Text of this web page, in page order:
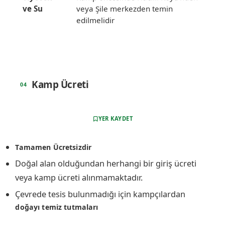
ve Su
veya Şile merkezden temin
edilmelidir
Kamp Ücreti
YER KAYDET
Tamamen Ücretsizdir
Doğal alan olduğundan herhangi bir giriş ücreti
veya kamp ücreti alınmamaktadır.
Çevrede tesis bulunmadığı için kampçılardan
doğayı temiz tutmaları